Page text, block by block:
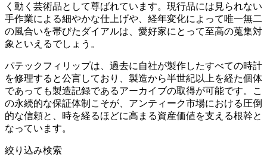
く動く芸術品として尊ばれています。現行品には見られない
手作業による細やかな仕上げや、経年変化によって唯一無二
の風合いを帯びたダイアルは、愛好家にとって至高の蒐集対
象といえるでしょう。
パテックフィリップは、過去に自社が製作したすべての時計
を修理すると公言しており、製造から半世紀以上を経た個体
であっても製造記録であるアーカイブの取得が可能です。こ
の永続的な保証体制こそが、アンティーク市場における圧倒
的な信頼と、時を経るほどに高まる資産価値を支える根幹と
なっています。
絞り込み検索